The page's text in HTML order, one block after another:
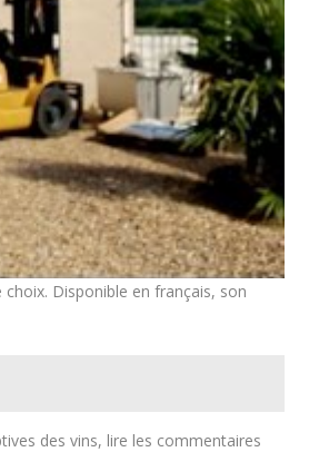
Disponible en français, son
des vins, lire les commentaires